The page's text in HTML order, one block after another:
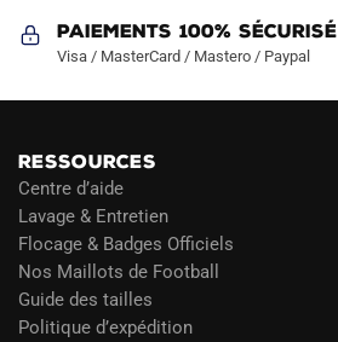
Paiements 100% Sécurisé
Visa / MasterCard / Mastero / Paypal
RESSOURCES
Centre d’aide
Lavage & Entretien
Flocage & Badges Officiels
Nos Maillots de Football
Guide des tailles
Politique d’expédition